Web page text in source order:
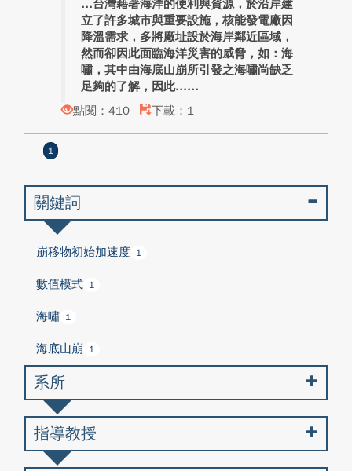
台灣藉著海洋的便利與資源，於沿岸建
立了許多城市與重要設施，核能發電廠因
降溫需求，多將廠址設於海岸鄰近區域，
然而卻因此面臨海洋災害的威脅，如：海
嘯，其中由海底山崩所引發之海嘯尚缺乏
足夠的了解，因此...
點閱：410
下載：1
1
關鍵詞
崩移物初始加速度 1
數值模式 1
海嘯 1
海底山崩 1
系所
指導教授